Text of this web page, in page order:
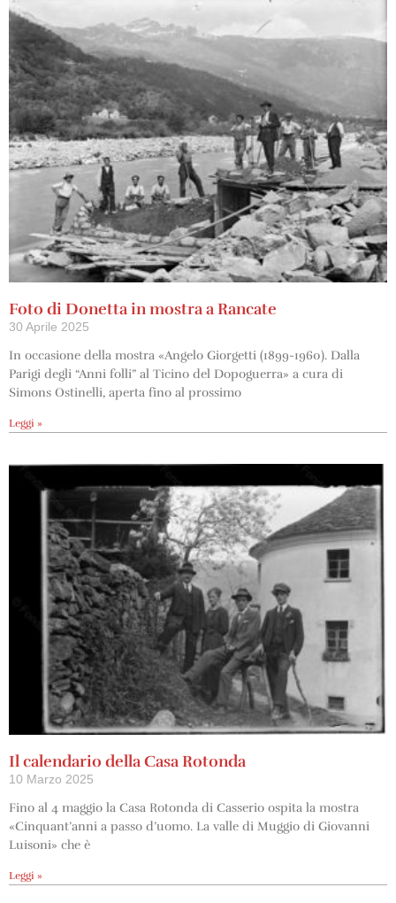
Foto di Donetta in mostra a Rancate
30 Aprile 2025
In occasione della mostra «Angelo Giorgetti (1899-1960). Dalla
Parigi degli “Anni folli” al Ticino del Dopoguerra» a cura di
Simons Ostinelli, aperta fino al prossimo
Leggi »
Il calendario della Casa Rotonda
10 Marzo 2025
Fino al 4 maggio la Casa Rotonda di Casserio ospita la mostra
«Cinquant’anni a passo d’uomo. La valle di Muggio di Giovanni
Luisoni» che è
Leggi »